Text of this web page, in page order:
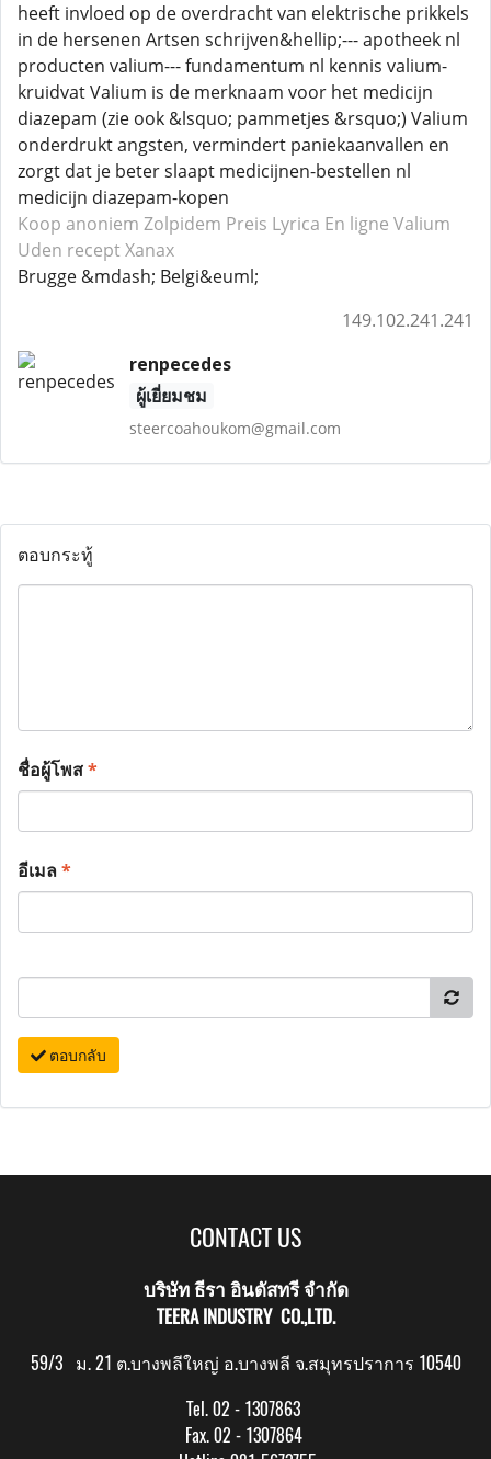
heeft invloed op de overdracht van elektrische prikkels
in de hersenen Artsen schrijven&hellip;--- apotheek nl
producten valium--- fundamentum nl kennis valium-
kruidvat Valium is de merknaam voor het medicijn
diazepam (zie ook &lsquo; pammetjes &rsquo;) Valium
onderdrukt angsten, vermindert paniekaanvallen en
zorgt dat je beter slaapt medicijnen-bestellen nl
medicijn diazepam-kopen
Koop anoniem Zolpidem Preis Lyrica En ligne Valium
Uden recept Xanax
Brugge &mdash; Belgi&euml;
149.102.241.241
renpecedes
ผู้เยี่ยมชม
steercoahoukom@gmail.com
ตอบกระทู้
ชื่อผู้โพส*
อีเมล*
ตอบกลับ
CONTACT US
บริษัท ธีรา อินดัสทรี จำกัด
TEERA INDUSTRY CO.,LTD.
59/3 ม. 21 ต.บางพลีใหญ่ อ.บางพลี จ.สมุทรปราการ 10540
Tel. 02 - 1307863
Fax. 02 - 1307864